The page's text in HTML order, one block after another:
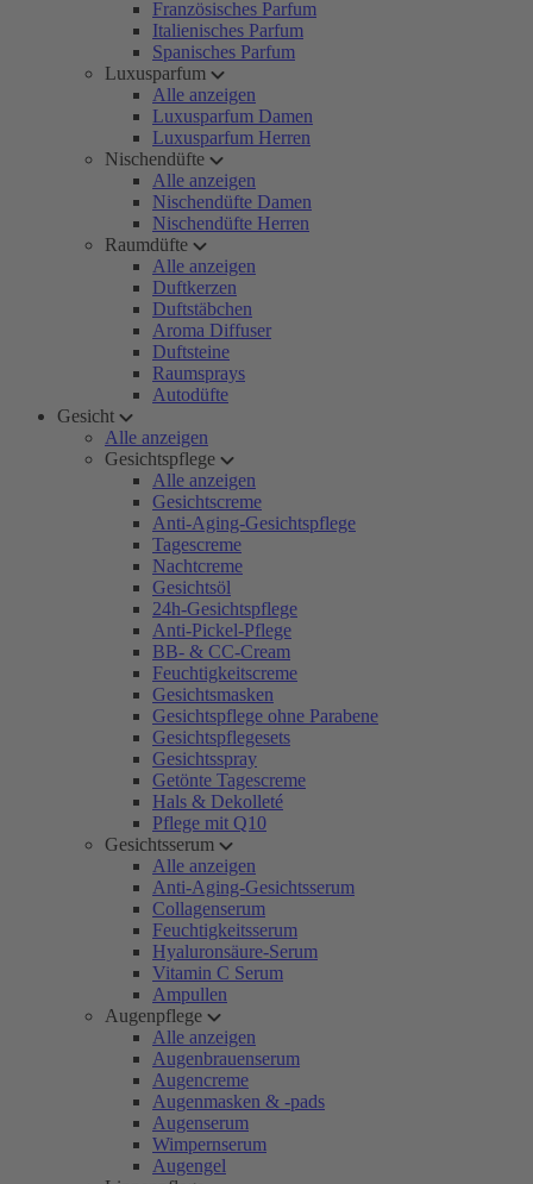
Französisches Parfum
Italienisches Parfum
Spanisches Parfum
Luxusparfum
Alle anzeigen
Luxusparfum Damen
Luxusparfum Herren
Nischendüfte
Alle anzeigen
Nischendüfte Damen
Nischendüfte Herren
Raumdüfte
Alle anzeigen
Duftkerzen
Duftstäbchen
Aroma Diffuser
Duftsteine
Raumsprays
Autodüfte
Gesicht
Alle anzeigen
Gesichtspflege
Alle anzeigen
Gesichtscreme
Anti-Aging-Gesichtspflege
Tagescreme
Nachtcreme
Gesichtsöl
24h-Gesichtspflege
Anti-Pickel-Pflege
BB- & CC-Cream
Feuchtigkeitscreme
Gesichtsmasken
Gesichtspflege ohne Parabene
Gesichtspflegesets
Gesichtsspray
Getönte Tagescreme
Hals & Dekolleté
Pflege mit Q10
Gesichtsserum
Alle anzeigen
Anti-Aging-Gesichtsserum
Collagenserum
Feuchtigkeitsserum
Hyaluronsäure-Serum
Vitamin C Serum
Ampullen
Augenpflege
Alle anzeigen
Augenbrauenserum
Augencreme
Augenmasken & -pads
Augenserum
Wimpernserum
Augengel